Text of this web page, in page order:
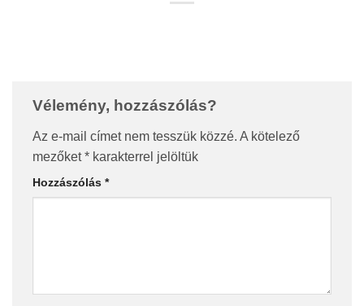
Vélemény, hozzászólás?
Az e-mail címet nem tesszük közzé. A kötelező
mezőket* karakterrel jelöltük
Hozzászólás *